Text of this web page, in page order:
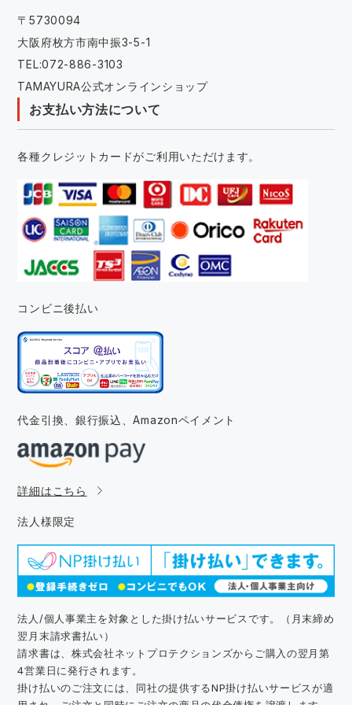
〒5730094
大阪府枚方市南中振3-5-1
TEL:072-886-3103
TAMAYURA公式オンラインショップ
お支払い方法について
各種クレジットカードがご利用いただけます。
コンビニ後払い
代金引換、銀行振込、Amazonペイメント
詳細はこちら
法人様限定
法人/個人事業主を対象とした掛け払いサービスです。（月末締め
翌月末請求書払い）
請求書は、株式会社ネットプロテクションズからご購入の翌月第
4営業日に発行されます。
掛け払いのご注文には、同社の提供するNP掛け払いサービスが適